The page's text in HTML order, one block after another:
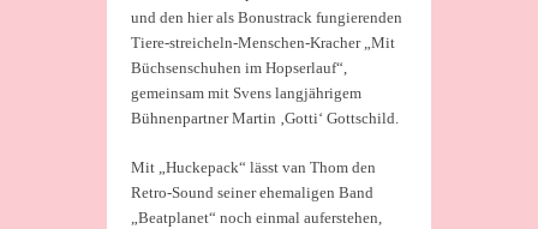
und den hier als Bonustrack fungierenden
Tiere-streicheln-Menschen-Kracher „Mit
Büchsenschuhen im Hopserlauf“,
gemeinsam mit Svens langjährigem
Bühnenpartner Martin ‚Gotti‘ Gottschild.
Mit „Huckepack“ lässt van Thom den
Retro-Sound seiner ehemaligen Band
„Beatplanet“ noch einmal auferstehen,